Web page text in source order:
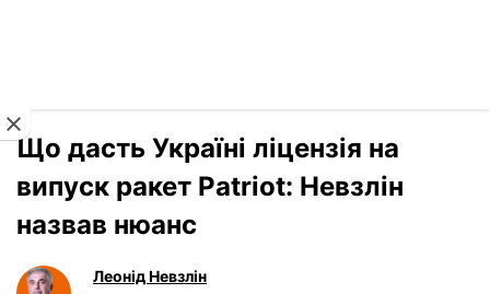
Що дасть Україні ліцензія на
випуск ракет Patriot: Невзлін
назвав нюанс
Леонід Невзлін